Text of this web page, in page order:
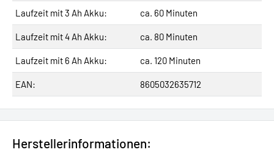
Laufzeit mit 3 Ah Akku: ca. 60 Minuten
Laufzeit mit 4 Ah Akku: ca. 80 Minuten
Laufzeit mit 6 Ah Akku: ca. 120 Minuten
EAN: 8605032635712
Herstellerinformationen: